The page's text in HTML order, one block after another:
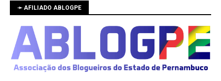
➛ AFILIADO ABLOGPE